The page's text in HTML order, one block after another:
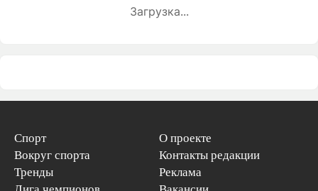
Загрузка...
Спорт
Вокруг спорта
Тренды
О проекте
Контакты редакции
Реклама